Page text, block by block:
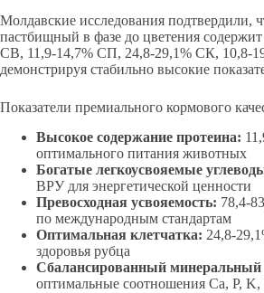
Молдавские исследования подтвердили,
пастбищный в фазе до цветения содержит
СВ, 11,9-14,7% СП, 24,8-29,1% СК, 10,8-
демонстрируя стабильно высокие
Показатели премиального кормового
Высокое содержание протеина:
оптимального питания животных
Богатые легкоусвояемые
ВРУ для энергетической ценности
Превосходная усвояемость: 78,4-
по международным стандартам
Оптимальная клетчатка: 24,8-
здоровья рубца
Сбалансированный минеральный
оптимальные соотношения Ca, P,